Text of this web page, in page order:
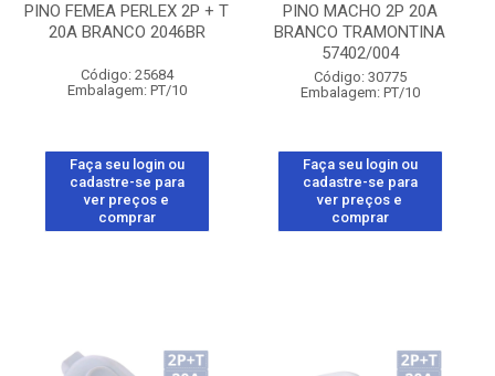
PINO FEMEA PERLEX 2P + T
20A BRANCO 2046BR
Código: 25684
Embalagem: PT/10
Faça seu login ou
cadastre-se para
ver preços e
comprar
PINO MACHO 2P 20A
BRANCO TRAMONTINA
57402/004
Código: 30775
Embalagem: PT/10
Faça seu login ou
cadastre-se para
ver preços e
comprar